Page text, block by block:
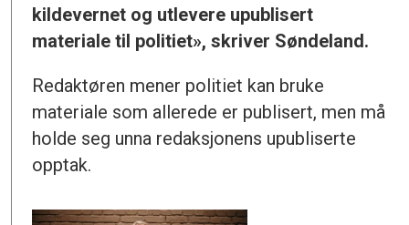
kildevernet og utlevere upublisert
materiale til politiet», skriver Søndeland.
Redaktøren mener politiet kan bruke
materiale som allerede er publisert, men må
holde seg unna redaksjonens upubliserte
opptak.